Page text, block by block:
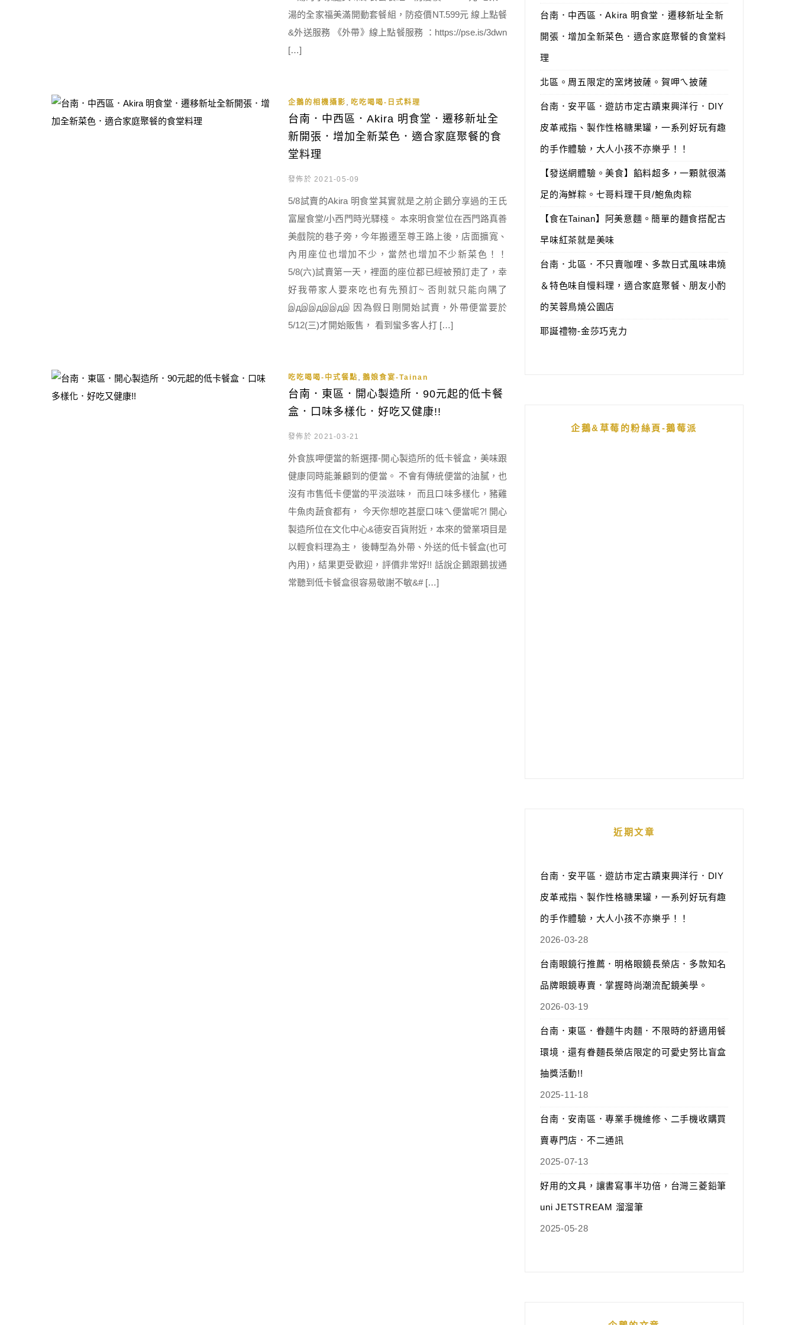
湯的全家福美滿開動套餐組，防疫價NT.599元 線上點餐
&外送服務 《外帶》線上點餐服務 ：https://pse.is/3dwn
[…]
企鵝的相機攝影 吃吃喝喝-日式料理
台南．中西區．Akira 明食堂．遷移新址全
新開張．增加全新菜色．適合家庭聚餐的食
堂料理
發佈於 2021-05-09
5/8試賣的Akira 明食堂其實就是之前企鵝分享過的王氏
富屋食堂/小西門時光驛棧。 本來明食堂位在西門路真善
美戲院的巷子旁，今年搬遷至尊王路上後，店面擴寬、
內用座位也增加不少，當然也增加不少新菜色！！
5/8(六)試賣第一天，裡面的座位都已經被預訂走了，幸
好我帶家人要來吃也有先預訂~ 否則就只能向隅了
இдஇஇдஇஇдஇ 因為假日剛開始試賣，外帶便當要於
5/12(三)才開始販售， 看到蠻多客人打 […]
吃吃喝喝-中式餐點 鵝娘食宴-Tainan
台南．東區．開心製造所．90元起的低卡餐
盒．口味多樣化．好吃又健康!!
發佈於 2021-03-21
外食族呷便當的新選擇-開心製造所的低卡餐盒，美味跟
健康同時能兼顧到的便當。 不會有傳統便當的油膩，也
沒有市售低卡便當的平淡滋味， 而且口味多樣化，豬雞
牛魚肉蔬食都有， 今天你想吃甚麼口味ㄟ便當呢?! 開心
製造所位在文化中心&德安百貨附近，本來的營業項目是
以輕食料理為主， 後轉型為外帶、外送的低卡餐盒(也可
內用)，結果更受歡迎，評價非常好!! 話說企鵝跟鵝拔通
常聽到低卡餐盒很容易敬謝不敏&# […]
台南．中西區．Akira 明食堂．遷移新址全新
開張．增加全新菜色．適合家庭聚餐的食堂料
理
北區。周五限定的窯烤披薩。賀呷ㄟ披薩
台南．安平區．遊訪市定古蹟東興洋行．DIY
皮革戒指、製作性格糖果罐，一系列好玩有趣
的手作體驗，大人小孩不亦樂乎！！
【發送網體驗。美食】餡料超多，一顆就很滿
足的海鮮粽。七哥料理干貝/鮑魚肉粽
【食在Tainan】阿美意麵。簡單的麵食搭配古
早味紅茶就是美味
台南．北區．不只賣咖哩、多款日式風味串燒
＆特色味自慢料理，適合家庭聚餐、朋友小酌
的芙蓉鳥燒公園店
耶誕禮物-金莎巧克力
企鵝&草莓的粉絲頁-鵝莓派
近期文章
台南．安平區．遊訪市定古蹟東興洋行．DIY
皮革戒指、製作性格糖果罐，一系列好玩有趣
的手作體驗，大人小孩不亦樂乎！！
2026-03-28
台南眼鏡行推薦．明格眼鏡長榮店．多款知名
品牌眼鏡專賣．掌握時尚潮流配鏡美學。
2026-03-19
台南．東區．眷麵牛肉麵．不限時的舒適用餐
環境．還有眷麵長榮店限定的可愛史努比盲盒
抽獎活動!!
2025-11-18
台南．安南區．專業手機維修、二手機收購買
賣專門店．不二通訊
2025-07-13
好用的文具，讓書寫事半功倍，台灣三菱鉛筆
uni JETSTREAM 溜溜筆
2025-05-28